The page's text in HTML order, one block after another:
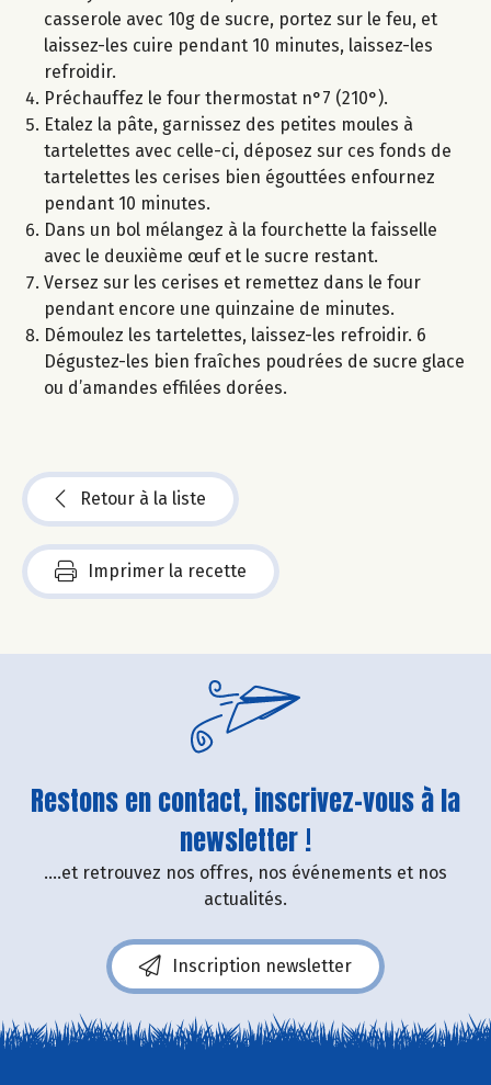
casserole avec 10g de sucre, portez sur le feu, et
laissez-les cuire pendant 10 minutes, laissez-les
refroidir.
Préchauffez le four thermostat n°7 (210°).
Etalez la pâte, garnissez des petites moules à
tartelettes avec celle-ci, déposez sur ces fonds de
tartelettes les cerises bien égouttées enfournez
pendant 10 minutes.
Dans un bol mélangez à la fourchette la faisselle
avec le deuxième œuf et le sucre restant.
Versez sur les cerises et remettez dans le four
pendant encore une quinzaine de minutes.
Démoulez les tartelettes, laissez-les refroidir. 6
Dégustez-les bien fraîches poudrées de sucre glace
ou d’amandes effilées dorées.
Retour à la liste
Imprimer la recette
Restons en contact, inscrivez-vous à la
newsletter !
....et retrouvez nos offres, nos événements et nos
actualités.
Inscription newsletter